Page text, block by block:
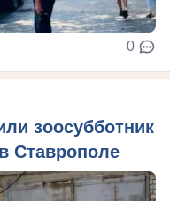
0
зоосубботник
Ставрополе